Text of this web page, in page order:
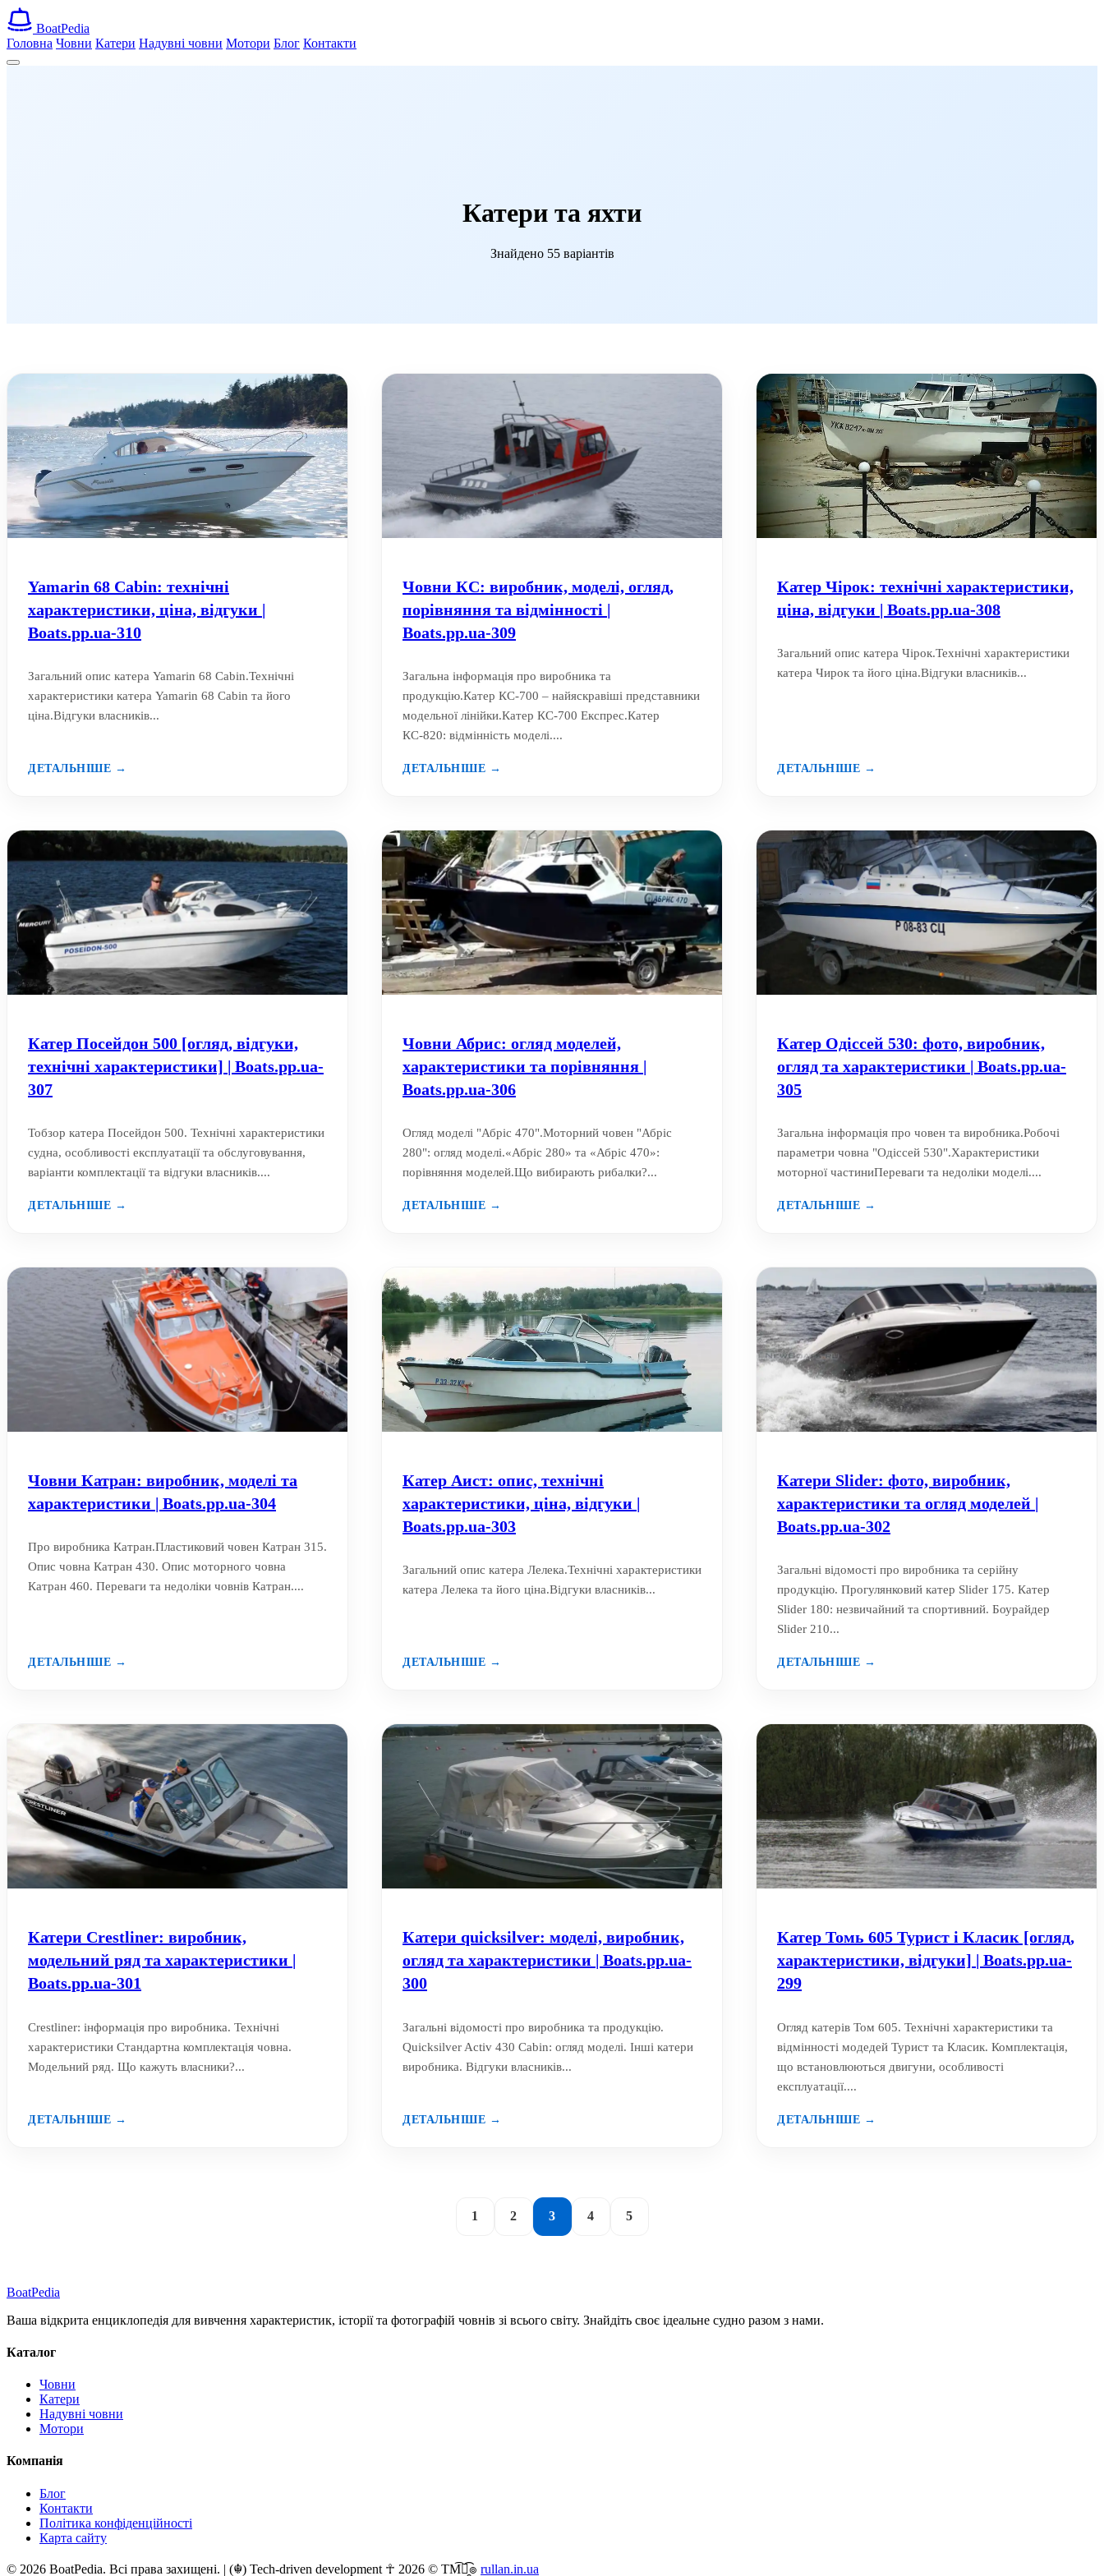
BoatPedia
Головна Човни Катери Надувні човни Мотори Блог Контакти
Катери та яхти
Знайдено 55 варіантів
Yamarin 68 Cabin: технічні
характеристики, ціна, відгуки |
Boats.pp.ua-310
Загальний опис катера Yamarin 68 Cabin.Технічні
характеристики катера Yamarin 68 Cabin та його
ціна.Відгуки власників...
ДЕТАЛЬНІШЕ →
Човни КС: виробник, моделі, огляд,
порівняння та відмінності |
Boats.pp.ua-309
Загальна інформація про виробника та
продукцію.Катер КС-700 – найяскравіші представники
модельної лінійки.Катер КС-700 Експрес.Катер
КС-820: відмінність моделі....
ДЕТАЛЬНІШЕ →
Катер Чірок: технічні характеристики,
ціна, відгуки | Boats.pp.ua-308
Загальний опис катера Чірок.Технічні характеристики
катера Чирок та його ціна.Відгуки власників...
ДЕТАЛЬНІШЕ →
Катер Посейдон 500 [огляд, відгуки,
технічні характеристики] | Boats.pp.ua-
307
Тобзор катера Посейдон 500. Технічні характеристики
судна, особливості експлуатації та обслуговування,
варіанти комплектації та відгуки власників....
ДЕТАЛЬНІШЕ →
Човни Абрис: огляд моделей,
характеристики та порівняння |
Boats.pp.ua-306
Огляд моделі "Абріс 470".Моторний човен "Абріс
280": огляд моделі.«Абріс 280» та «Абріс 470»:
порівняння моделей.Що вибирають рибалки?...
ДЕТАЛЬНІШЕ →
Катер Одіссей 530: фото, виробник,
огляд та характеристики | Boats.pp.ua-
305
Загальна інформація про човен та виробника.Робочі
параметри човна "Одіссей 530".Характеристики
моторної частиниПереваги та недоліки моделі....
ДЕТАЛЬНІШЕ →
Човни Катран: виробник, моделі та
характеристики | Boats.pp.ua-304
Про виробника Катран.Пластиковий човен Катран 315.
Опис човна Катран 430. Опис моторного човна
Катран 460. Переваги та недоліки човнів Катран....
ДЕТАЛЬНІШЕ →
Катер Аист: опис, технічні
характеристики, ціна, відгуки |
Boats.pp.ua-303
Загальний опис катера Лелека.Технічні характеристики
катера Лелека та його ціна.Відгуки власників...
ДЕТАЛЬНІШЕ →
Катери Slider: фото, виробник,
характеристики та огляд моделей |
Boats.pp.ua-302
Загальні відомості про виробника та серійну
продукцію. Прогулянковий катер Slider 175. Катер
Slider 180: незвичайний та спортивний. Боурайдер
Slider 210...
ДЕТАЛЬНІШЕ →
Катери Crestliner: виробник,
модельний ряд та характеристики |
Boats.pp.ua-301
Crestliner: інформація про виробника. Технічні
характеристики Стандартна комплектація човна.
Модельний ряд. Що кажуть власники?...
ДЕТАЛЬНІШЕ →
Катери quicksilver: моделі, виробник,
огляд та характеристики | Boats.pp.ua-
300
Загальні відомості про виробника та продукцію.
Quicksilver Activ 430 Cabin: огляд моделі. Інші катери
виробника. Відгуки власників...
ДЕТАЛЬНІШЕ →
Катер Томь 605 Турист і Класик [огляд,
характеристики, відгуки] | Boats.pp.ua-
299
Огляд катерів Том 605. Технічні характеристики та
відмінності модедей Турист та Класик. Комплектація,
що встановлюються двигуни, особливості
експлуатації....
ДЕТАЛЬНІШЕ →
1 2 3 4 5
BoatPedia
Ваша відкрита енциклопедія для вивчення характеристик, історії та фотографій човнів зі всього світу. Знайдіть своє ідеальне судно разом з нами.
Каталог
Човни
Катери
Надувні човни
Мотори
Компанія
Блог
Контакти
Політика конфіденційності
Карта сайту
© 2026 BoatPedia. Всі права захищені. | (☬) Tech-driven development ☥ 2026 © TM͡๏̯͡๏ rullan.in.ua